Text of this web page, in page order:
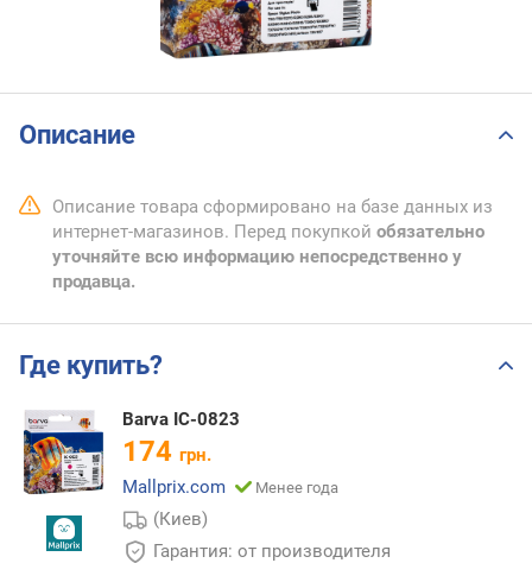
Описание
Описание товара сформировано на базе данных из
интернет-магазинов. Перед покупкой обязательно
уточняйте всю информацию непосредственно у
продавца.
Где купить?
Barva IC-0823
174 грн.
Mallprix.com
Менее года
(Киев)
Гарантия: от производителя